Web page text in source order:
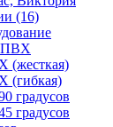
(16)
ПВХ
(жесткая)
(гибкая)
градусов
градусов